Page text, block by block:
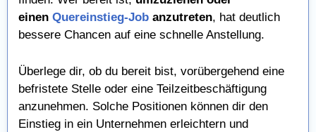
einen Quereinstieg-Job anzutreten, hat deutlich
bessere Chancen auf eine schnelle Anstellung.
Überlege dir, ob du bereit bist, vorübergehend eine
befristete Stelle oder eine Teilzeitbeschäftigung
anzunehmen. Solche Positionen können dir den
Einstieg in ein Unternehmen erleichtern und